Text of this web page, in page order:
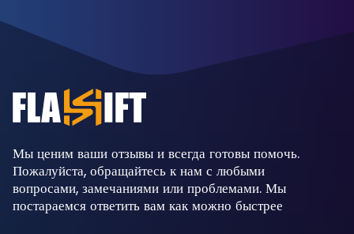
Мы ценим ваши отзывы и всегда готовы помочь.
Пожалуйста, обращайтесь к нам с любыми
вопросами, замечаниями или проблемами. Мы
постараемся ответить вам как можно быстрее